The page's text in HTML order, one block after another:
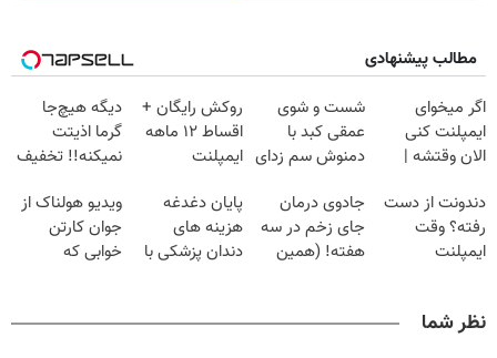
مطالب پیشنهادی
اگر میخوای
ایمپلنت کنی
الان وقتشه |
میلیون تومان!!!
شست و شوی
عمقی کبد با
دمنوش سم زدای
روکش رایگان +
اقساط ۱۲ ماهه
ایمپلنت
دیگه هیچ‌جا
گرما اذیتت
نمیکنه!! تخفیف
نده
دندونت از دست
رفته؟ وقت
ایمپلنت
جادوی درمان
جای زخم در سه
هفته! (همین
پایان دغدغه
هزینه های
دندان پزشکی با
ویدیو هولناک از
جوان کارتن
خوابی که
نظر شما